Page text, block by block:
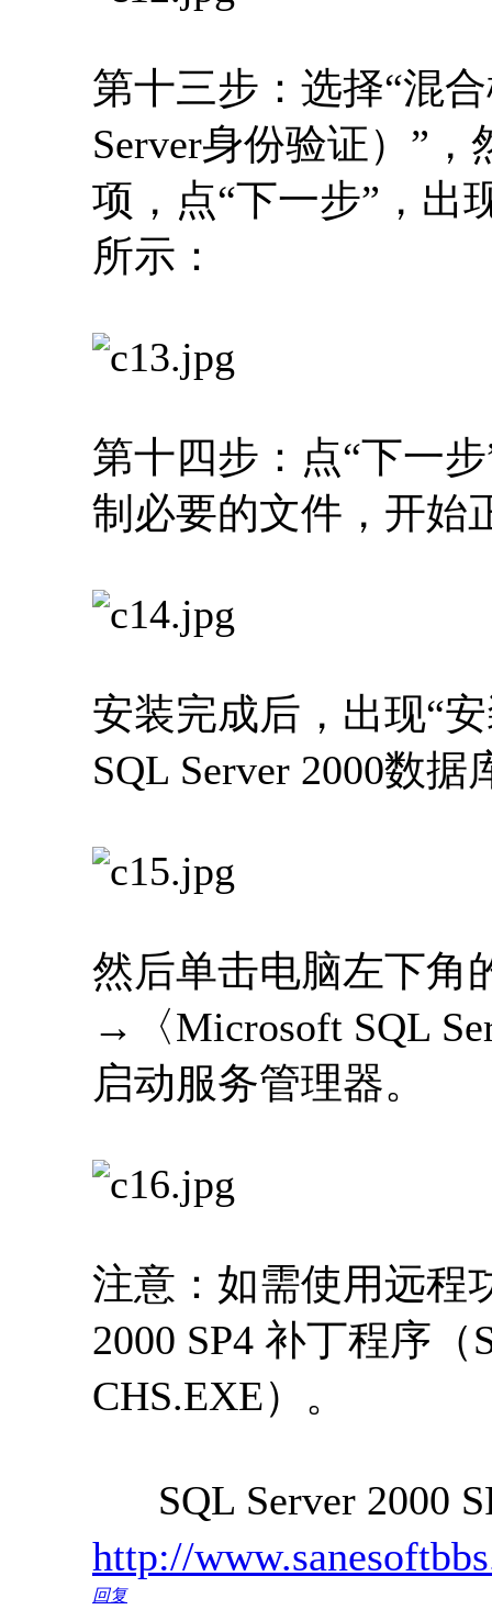
第十三步：选择“混
Server身份验证）”
项，点“下一步”，出
所示：
第十四步：点“下一
制必要的文件，开始
安装完成后，出现“
SQL Server 2000数
然后单击电脑左下
→〈Microsoft SQL
启动服务管理器。
注意：如需使用远程
2000 SP4 补丁程序（
CHS.EXE）。
SQL Server 2000
http://
回复